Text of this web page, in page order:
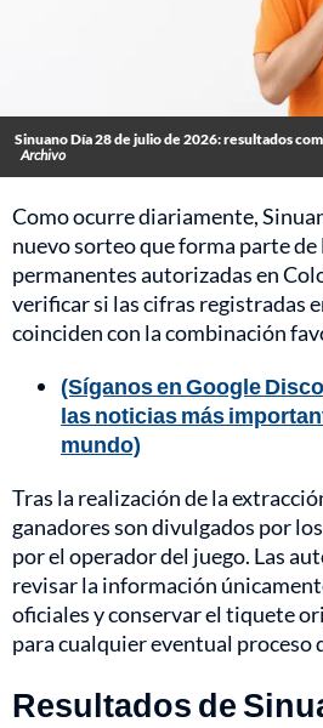
Sinuano Día 28 de julio de 2026: resultados
Archivo
Como ocurre diariamente,
nuevo sorteo que forma parte de
permanentes autorizadas en
verificar si las cifras registradas
coinciden con la combinación
(Síganos en Google
las noticias más
mundo)
Tras la realización de la
ganadores son divulgados por
por el operador del juego. Las
revisar la información
oficiales y conservar el tiquete
para cualquier eventual proceso
Resultados de